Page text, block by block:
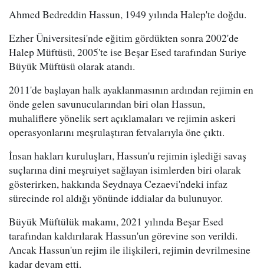
Ahmed Bedreddin Hassun, 1949 yılında Halep'te doğdu.
Ezher Üniversitesi'nde eğitim gördükten sonra 2002'de
Halep Müftüsü, 2005'te ise Beşar Esed tarafından Suriye
Büyük Müftüsü olarak atandı.
2011'de başlayan halk ayaklanmasının ardından rejimin en
önde gelen savunucularından biri olan Hassun,
muhaliflere yönelik sert açıklamaları ve rejimin askeri
operasyonlarını meşrulaştıran fetvalarıyla öne çıktı.
İnsan hakları kuruluşları, Hassun'u rejimin işlediği savaş
suçlarına dini meşruiyet sağlayan isimlerden biri olarak
gösterirken, hakkında Seydnaya Cezaevi'ndeki infaz
sürecinde rol aldığı yönünde iddialar da bulunuyor.
Büyük Müftülük makamı, 2021 yılında Beşar Esed
tarafından kaldırılarak Hassun'un görevine son verildi.
Ancak Hassun'un rejim ile ilişkileri, rejimin devrilmesine
kadar devam etti.